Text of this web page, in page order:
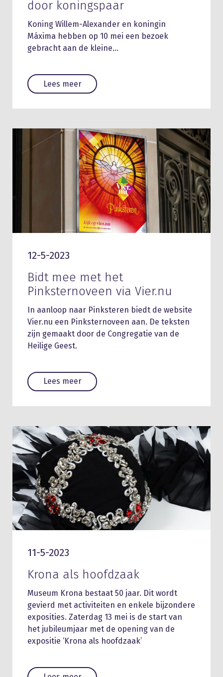
door koningspaar
Koning Willem-Alexander en koningin
Máxima hebben op 10 mei een bezoek
gebracht aan de kleine…
Lees meer
12-5-2023
Bidt mee met het
Pinksternoveen via Vier.nu
In aanloop naar Pinksteren biedt de website
Vier.nu een Pinksternoveen aan. De teksten
zijn gemaakt door de Congregatie van de
Heilige Geest.
Lees meer
11-5-2023
Krona als hoofdzaak
Museum Krona bestaat 50 jaar. Dit wordt
gevierd met activiteiten en enkele bijzondere
exposities. Zaterdag 13 mei is de start van
het jubileumjaar met de opening van de
expositie ‘Krona als hoofdzaak’